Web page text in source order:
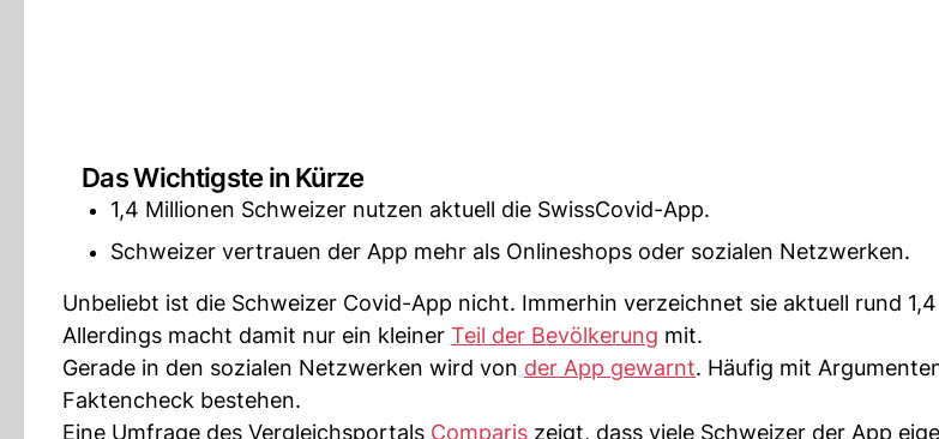
Das Wichtigste in Kürze
1,4 Millionen Schweizer nutzen aktuell die SwissCovid-App.
Schweizer vertrauen der App mehr als Onlineshops oder sozialen Netzwerken.
Unbeliebt ist die Schweizer Covid-App nicht. Immerhin verzeichnet sie aktuell rund
Allerdings macht damit nur ein kleiner Teil der Bevölkerung mit.
Gerade in den sozialen Netzwerken wird von der App gewarnt. Häufig mit
Faktencheck bestehen.
Eine Umfrage des Vergleichsportals Comparis zeigt, dass viele Schweizer der App